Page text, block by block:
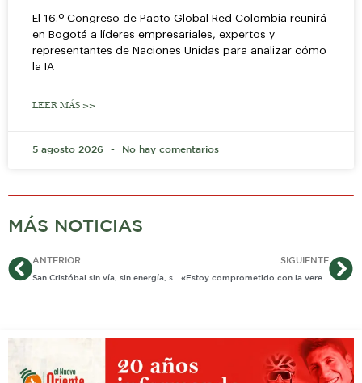
El 16.º Congreso de Pacto Global Red Colombia reunirá
en Bogotá a líderes empresariales, expertos y
representantes de Naciones Unidas para analizar cómo
la IA
LEER MÁS >>
5 agosto 2026 No hay comentarios
MÁS NOTICIAS
AntANTERIOR
San Cristóbal sin vía, sin energía, sin gas a tan sólo 7 km de la zona céntrica de Yopal
SIGUIENTE
«Estoy comprometido con la vereda San Cristobal» secretario de Obras de Yopal